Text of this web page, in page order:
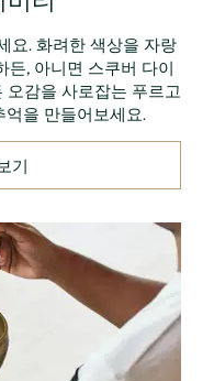
요. 화려한 색상을 자랑
든, 아니면 스쿠버 다이
감을 사로잡는 푸르고
을 만들어보세요.
기